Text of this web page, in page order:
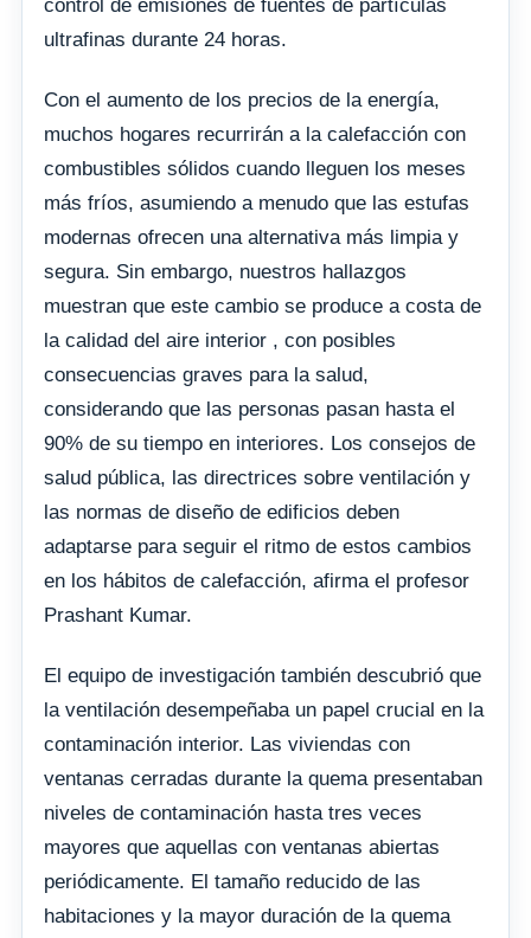
control de emisiones de fuentes de partículas
ultrafinas durante 24 horas.
Con el aumento de los precios de la energía,
muchos hogares recurrirán a la calefacción con
combustibles sólidos cuando lleguen los meses
más fríos, asumiendo a menudo que las estufas
modernas ofrecen una alternativa más limpia y
segura. Sin embargo, nuestros hallazgos
muestran que este cambio se produce a costa de
la calidad del aire interior , con posibles
consecuencias graves para la salud,
considerando que las personas pasan hasta el
90% de su tiempo en interiores. Los consejos de
salud pública, las directrices sobre ventilación y
las normas de diseño de edificios deben
adaptarse para seguir el ritmo de estos cambios
en los hábitos de calefacción, afirma el profesor
Prashant Kumar.
El equipo de investigación también descubrió que
la ventilación desempeñaba un papel crucial en la
contaminación interior. Las viviendas con
ventanas cerradas durante la quema presentaban
niveles de contaminación hasta tres veces
mayores que aquellas con ventanas abiertas
periódicamente. El tamaño reducido de las
habitaciones y la mayor duración de la quema